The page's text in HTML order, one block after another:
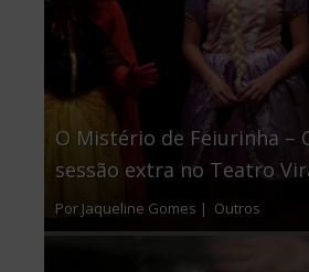
O Mistério de Feiurinha –
sessão extra no Teatro
Por Jaqueline Gomes | Outros